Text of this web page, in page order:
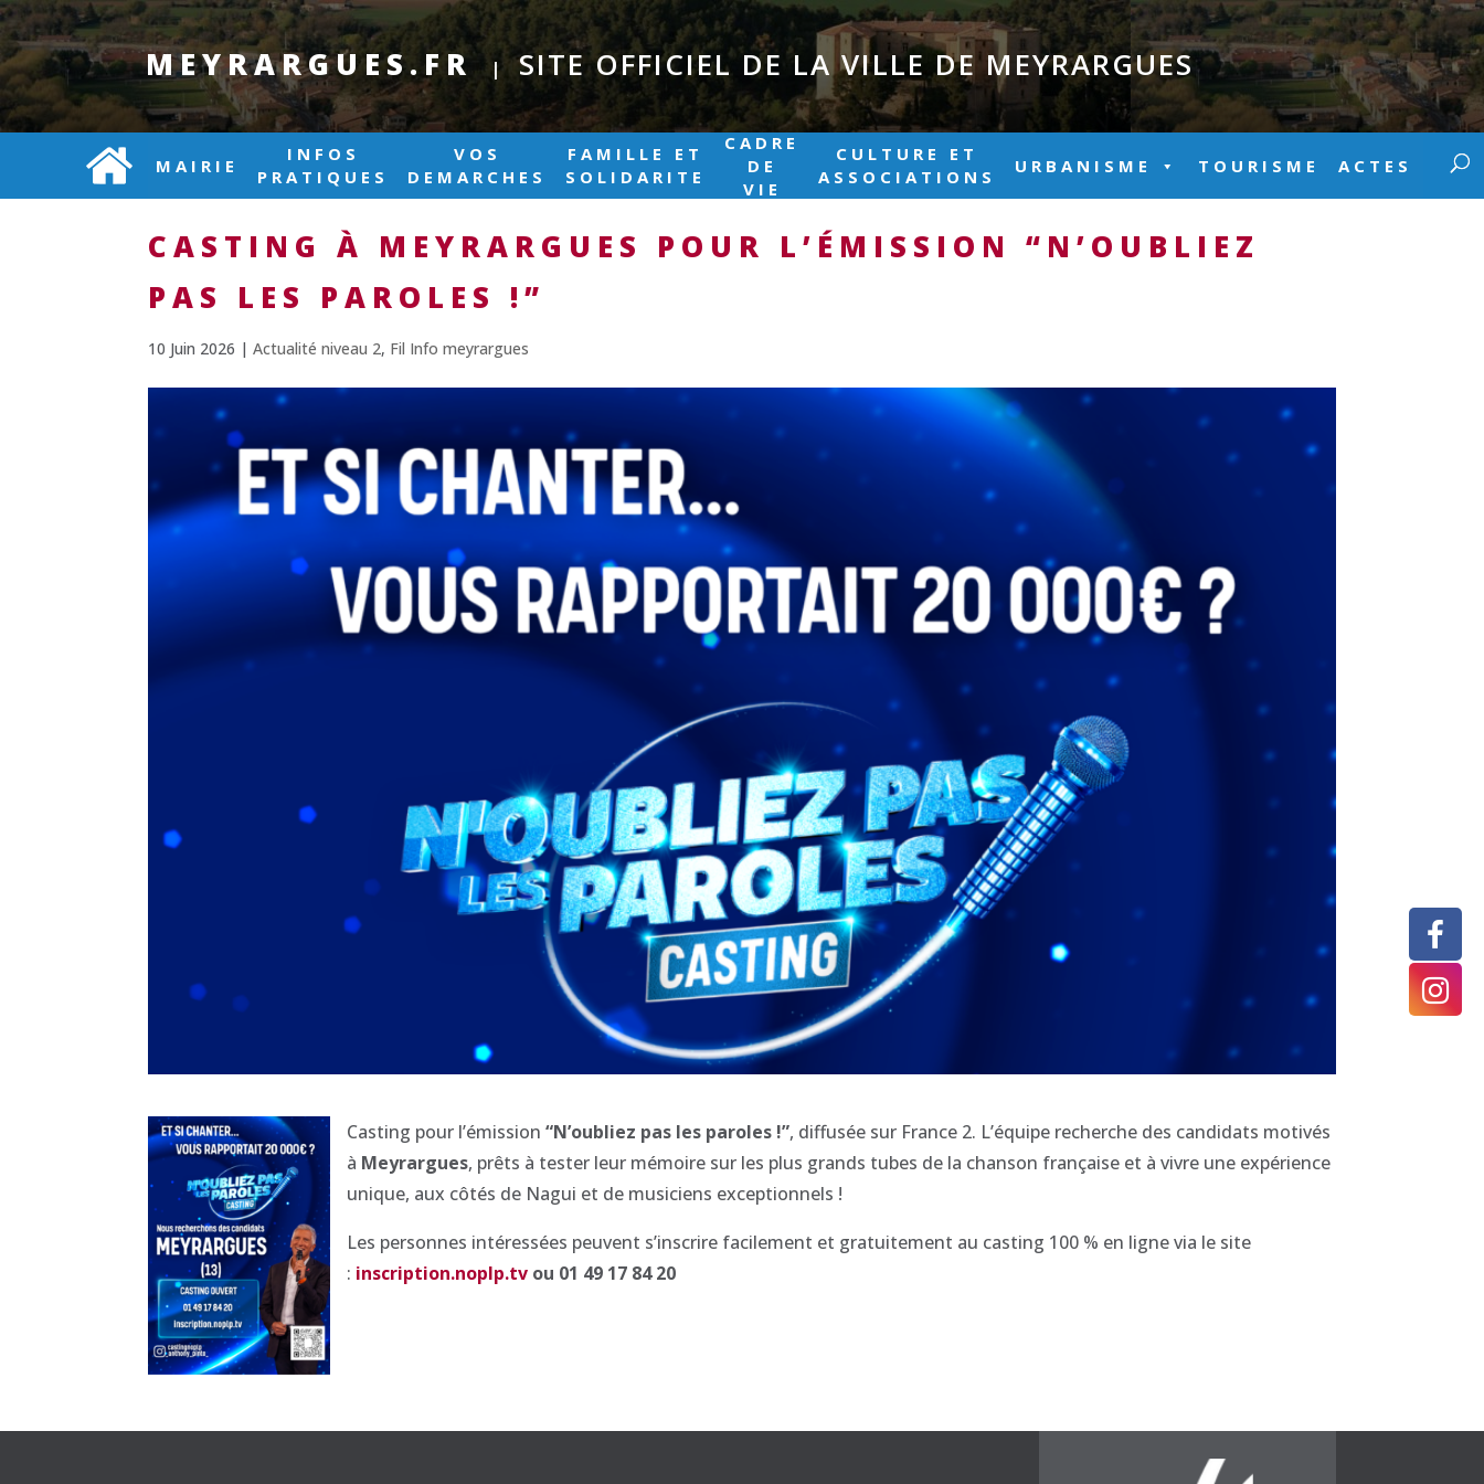
MEYRARGUES.FR | SITE OFFICIEL DE LA VILLE DE MEYRARGUES
MAIRIE
INFOS
PRATIQUES
VOS
DEMARCHES
FAMILLE ET
SOLIDARITE
CADRE
DE
VIE
CULTURE ET
ASSOCIATIONS
URBANISME TOURISME ACTES
CASTING À MEYRARGUES POUR L’ÉMISSION “N’OUBLIEZ
PAS LES PAROLES !”
10 Juin 2026 |Actualité niveau 2, Fil Info meyrargues
Casting pour l’émission“N’oubliez pas les paroles !”, diffusée sur France 2. L’équipe recherche des candidats motivés
à Meyrargues, prêts à tester leur mémoire sur les plus grands tubes de la chanson française et à vivre une expérience
unique, aux côtés de Nagui et de musiciens exceptionnels !
Les personnes intéressées peuvent s’inscrire facilement et gratuitement au casting 100 % en ligne via le site
: inscription.noplp.tv ou 01 49 17 84 20